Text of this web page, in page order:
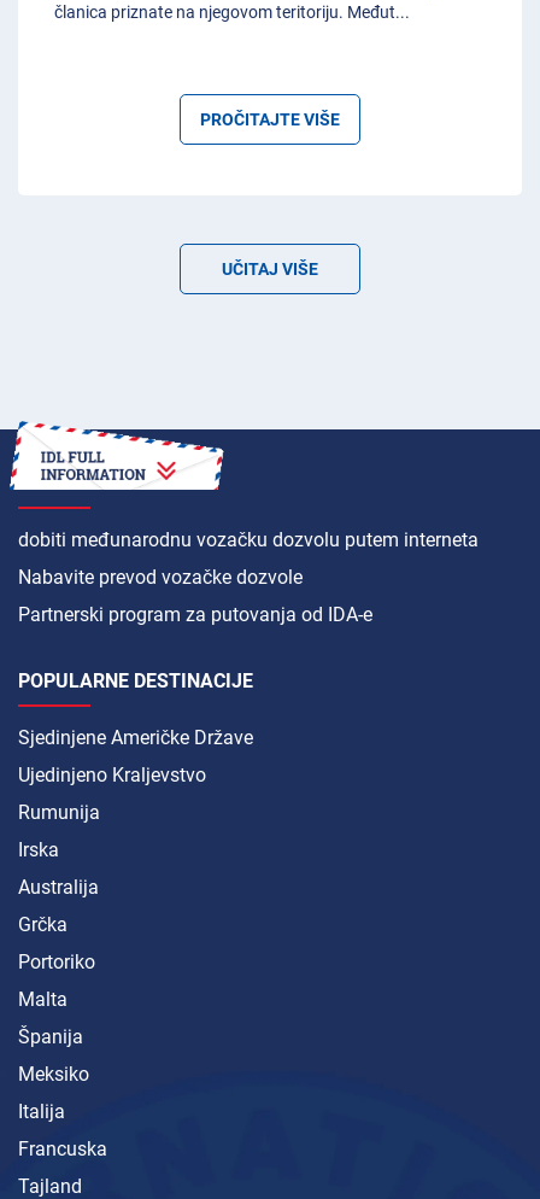
članica priznate na njegovom teritoriju. Međut...
PROČITAJTE VIŠE
UČITAJ VIŠE
KAKO
dobiti međunarodnu vozačku dozvolu putem interneta
Nabavite prevod vozačke dozvole
Partnerski program za putovanja od IDA-e
POPULARNE DESTINACIJE
Sjedinjene Američke Države
Ujedinjeno Kraljevstvo
Rumunija
Irska
Australija
Grčka
Portoriko
Malta
Španija
Meksiko
Italija
Francuska
Tajland